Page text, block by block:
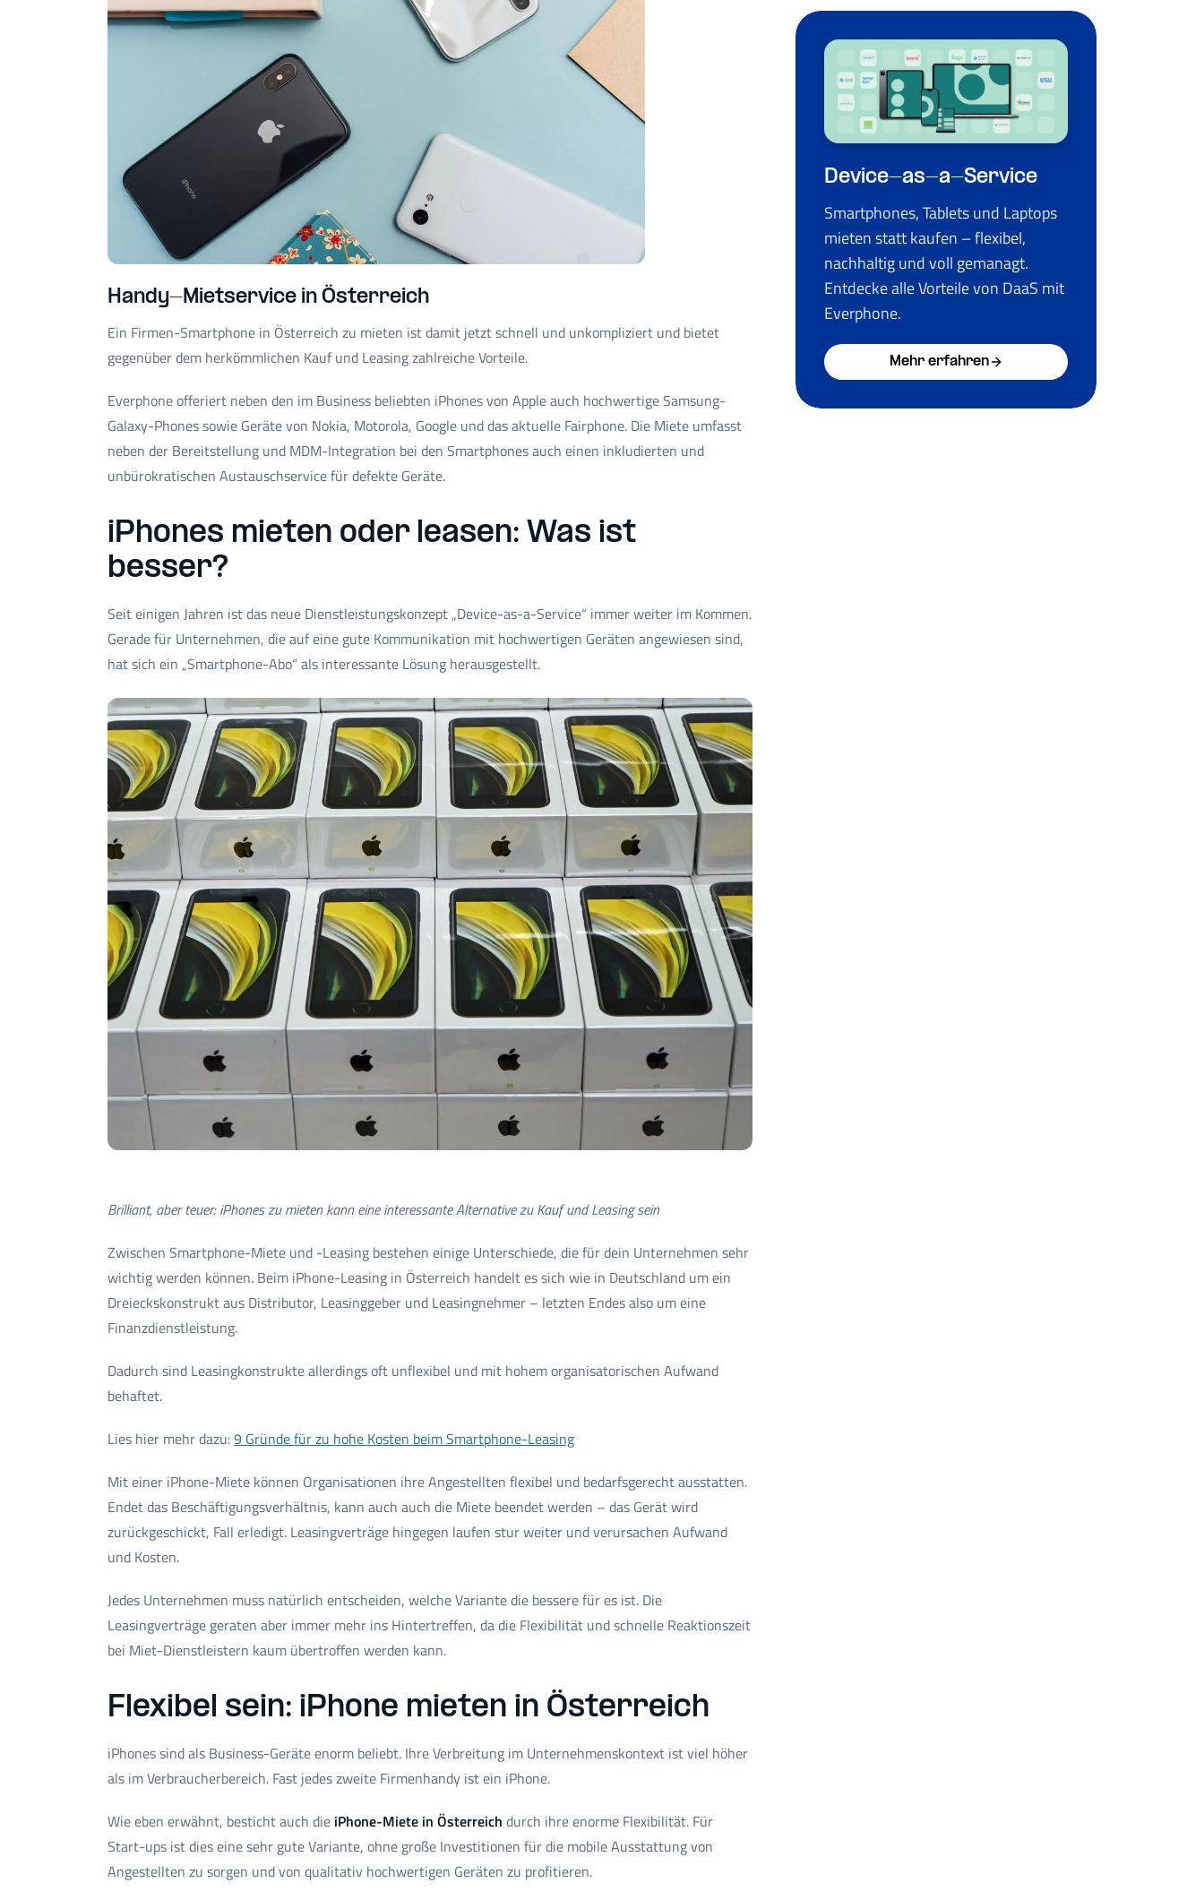
Handy-Mietservice in Österreich
Ein Firmen-Smartphone in Österreich zu mieten ist damit jetzt schnell und unkompliziert und bietet
gegenüber dem herkömmlichen Kauf und Leasing zahlreiche Vorteile.
Everphone offeriert neben den im Business beliebten iPhones von Apple auch hochwertige Samsung-
Galaxy-Phones sowie Geräte von Nokia, Motorola, Google und das aktuelle Fairphone. Die Miete umfasst
neben der Bereitstellung und MDM-Integration bei den Smartphones auch einen inkludierten und
unbürokratischen Austauschservice für defekte Geräte.
iPhones mieten oder leasen: Was ist
besser?
Seit einigen Jahren ist das neue Dienstleistungskonzept „Device-as-a-Service“ immer weiter im Kommen.
Gerade für Unternehmen, die auf eine gute Kommunikation mit hochwertigen Geräten angewiesen sind,
hat sich ein „Smartphone-Abo“ als interessante Lösung herausgestellt.
Brilliant, aber teuer: iPhones zu mieten kann eine interessante Alternative zu Kauf und Leasing sein
Zwischen Smartphone-Miete und -Leasing bestehen einige Unterschiede, die für dein Unternehmen sehr
wichtig werden können. Beim iPhone-Leasing in Österreich handelt es sich wie in Deutschland um ein
Dreieckskonstrukt aus Distributor, Leasinggeber und Leasingnehmer – letzten Endes also um eine
Finanzdienstleistung.
Dadurch sind Leasingkonstrukte allerdings oft unflexibel und mit hohem organisatorischen Aufwand
behaftet.
Lies hier mehr dazu:9 Gründe für zu hohe Kosten beim Smartphone-Leasing
Mit einer iPhone-Miete können Organisationen ihre Angestellten flexibel und bedarfsgerecht ausstatten.
Endet das Beschäftigungsverhältnis, kann auch auch die Miete beendet werden – das Gerät wird
zurückgeschickt, Fall erledigt. Leasingverträge hingegen laufen stur weiter und verursachen Aufwand
und Kosten.
Jedes Unternehmen muss natürlich entscheiden, welche Variante die bessere für es ist. Die
Leasingverträge geraten aber immer mehr ins Hintertreffen, da die Flexibilität und schnelle Reaktionszeit
bei Miet-Dienstleistern kaum übertroffen werden kann.
Flexibel sein: iPhone mieten in Österreich
iPhones sind als Business-Geräte enorm beliebt. Ihre Verbreitung im Unternehmenskontext ist viel höher
als im Verbraucherbereich. Fast jedes zweite Firmenhandy ist ein iPhone.
Wie eben erwähnt, besticht auch die iPhone-Miete in Österreich durch ihre enorme Flexibilität. Für
Start-ups ist dies eine sehr gute Variante, ohne große Investitionen für die mobile Ausstattung von
Angestellten zu sorgen und von qualitativ hochwertigen Geräten zu profitieren.
Device-as-a-Service
Smartphones, Tablets und Laptops
mieten statt kaufen – flexibel,
nachhaltig und voll gemanagt.
Entdecke alle Vorteile von DaaS mit
Everphone.
Mehr erfahren